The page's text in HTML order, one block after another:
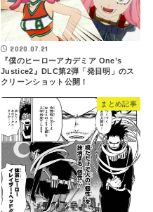
2020.07.21
『僕のヒーローアカデミア One’s
Justice2』DLC第2弾「発目明」のス
クリーンショット公開！
まとめ記事